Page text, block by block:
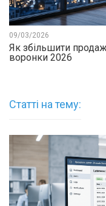
09/03/2026
Як збільшити
воронки 2026
Статті на тему: